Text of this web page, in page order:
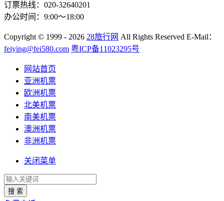
订票热线：020-32640201
办公时间：9:00～18:00
Copyright © 1999 - 2026 28旅行网 All Rights Reserved E-Mail：
feiying@fei580.com 粤ICP备11023295号
网站首页
亚洲机票
欧洲机票
北美机票
南美机票
澳洲机票
非洲机票
关闭菜单
搜 索